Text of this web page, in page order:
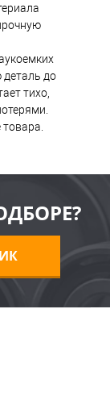
деталь до
тихо,